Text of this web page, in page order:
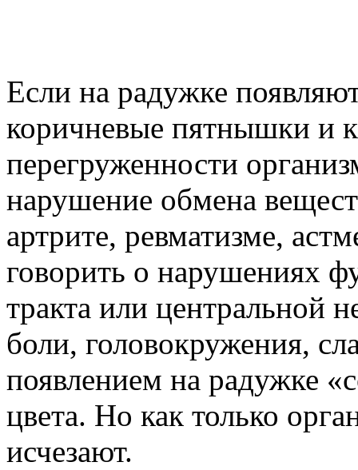
Если на радужке
коричневые пятнышки и
перегруженности
нарушение обмена
артрите, ревматизме,
говорить о нарушениях
тракта или центральной
боли, головокружения,
появлением на радужке
цвета. Но как только
исчезают.